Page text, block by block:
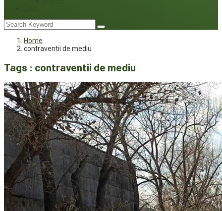
Home
contraventii de mediu
Tags : contraventii de mediu